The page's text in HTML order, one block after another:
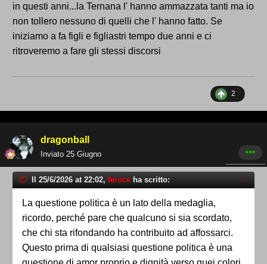
in questi anni...la Ternana l' hanno ammazzata tanti ma io
non tollero nessuno di quelli che l' hanno fatto. Se
iniziamo a fa figli e figliastri tempo due anni e ci
ritroveremo a fare gli stessi discorsi
2
dragonball
Inviato 25 Giugno
Il 25/6/2026 at 22:02, feroce ha scritto:
La questione politica è un lato della medaglia,
ricordo, perché pare che qualcuno si sia scordato,
che chi sta rifondando ha contribuito ad affossarci.
Questo prima di qualsiasi questione politica è una